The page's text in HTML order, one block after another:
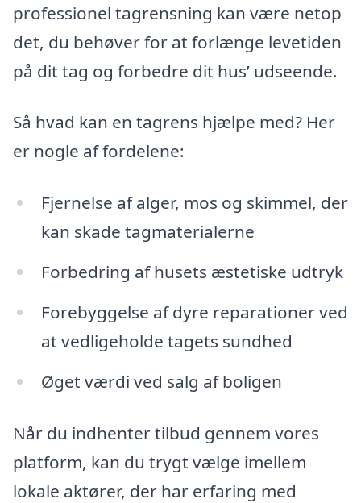
professionel tagrensning kan være netop
det, du behøver for at forlænge levetiden
på dit tag og forbedre dit hus’ udseende.
Så hvad kan en tagrens hjælpe med? Her
er nogle af fordelene:
Fjernelse af alger, mos og skimmel, der
kan skade tagmaterialerne
Forbedring af husets æstetiske udtryk
Forebyggelse af dyre reparationer ved
at vedligeholde tagets sundhed
Øget værdi ved salg af boligen
Når du indhenter tilbud gennem vores
platform, kan du trygt vælge imellem
lokale aktører, der har erfaring med